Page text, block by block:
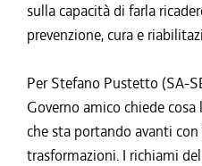
sulla capacità di farla
prevenzione, cura e
Per Stefano Pustetto (SA-
Governo amico chiede
che sta portando avanti
trasformazioni. I richiami